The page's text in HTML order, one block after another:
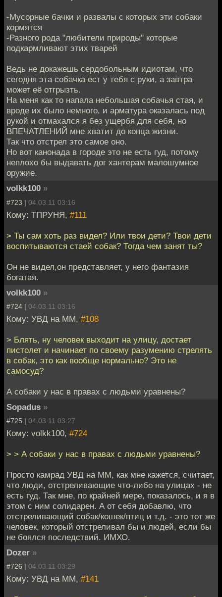
-Мусорные бачки и развалы с которых эти собаки
кормятся
-Разного рода "любители природы" которые
подкармливают этих тварей
Ведь не докажешь сердобольным идиотам, что
сегодня эта собачка ест у тебя с руки, а завтра
может её отгрызть.
На меня как то напала небольшая собачья стая, и
вроде их было немного, и арматура оказалась под
рукой и отмахался я без ущербя для себя, но
ВПЕЧАТЛЕНИЙ мне хватит до конца жизни.
Так что отстрел это самое оно.
Но вот канонада в городе это не есть гуд, потому
неплохо бы выдавать дог хантерам малошумное
оружие.
volkk100 »
#723 | 04.03.11 03:16
Кому: ТПРУНЯ, #111
> Ты сам хоть раз видел? Или твои дети? Твои дети
воспитываются стаей собак? Тогда чем занят ты?
Он не видел,он представляет, у него фантазия
богатая.
volkk100 »
#724 | 04.03.11 03:16
Кому: УВД на ММ, #108
> Блять, ну человек выходит на улицу, достает
пистолет и начинает по своему разумению стрелять
в собак, это как вообще нормально? Это не
самосуд?
А собаки у нас в правах с людьми уравнены?
Sopadus »
#725 | 04.03.11 03:27
Кому: volkk100, #724
> > А собаки у нас в правах с людьми уравнены?
Просто камрад УВД на ММ, как мне кажется, считает,
что люди, отстреливающие что-либо на улицах - не
есть гуд. Так мне, по крайней мере, показалось, и я в
этом с ним солидарен. А от себя добавлю, что
отстреливающий собак/кошек/птиц и т.д. - это тот же
человек, который отстреливал бы и людей, если бы
не боялся последствий. ИМХО.
Dozer »
#726 | 04.03.11 03:29
Кому: УВД на ММ, #141